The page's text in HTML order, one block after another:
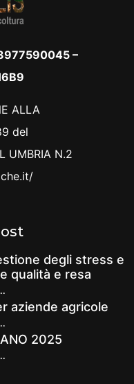
–
ALLA
del
UMBRIA N.2
degli stress e
qualità e resa
aziende agricole
2025